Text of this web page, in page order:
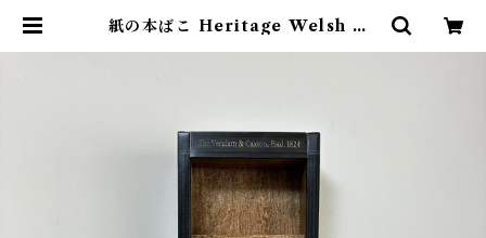
紙の本ばこ Heritage Welsh Dr